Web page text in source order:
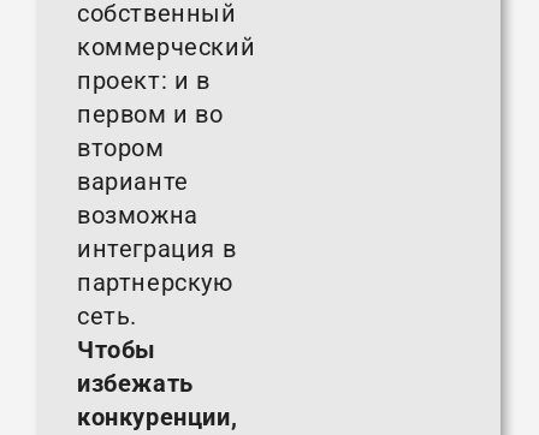
собственный
коммерческий
проект: и в
первом и во
втором
варианте
возможна
интеграция в
партнерскую
сеть.
Чтобы
избежать
конкуренции,